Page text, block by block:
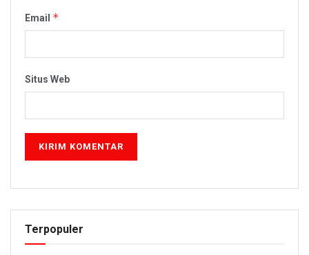
Email *
Situs Web
Terpopuler